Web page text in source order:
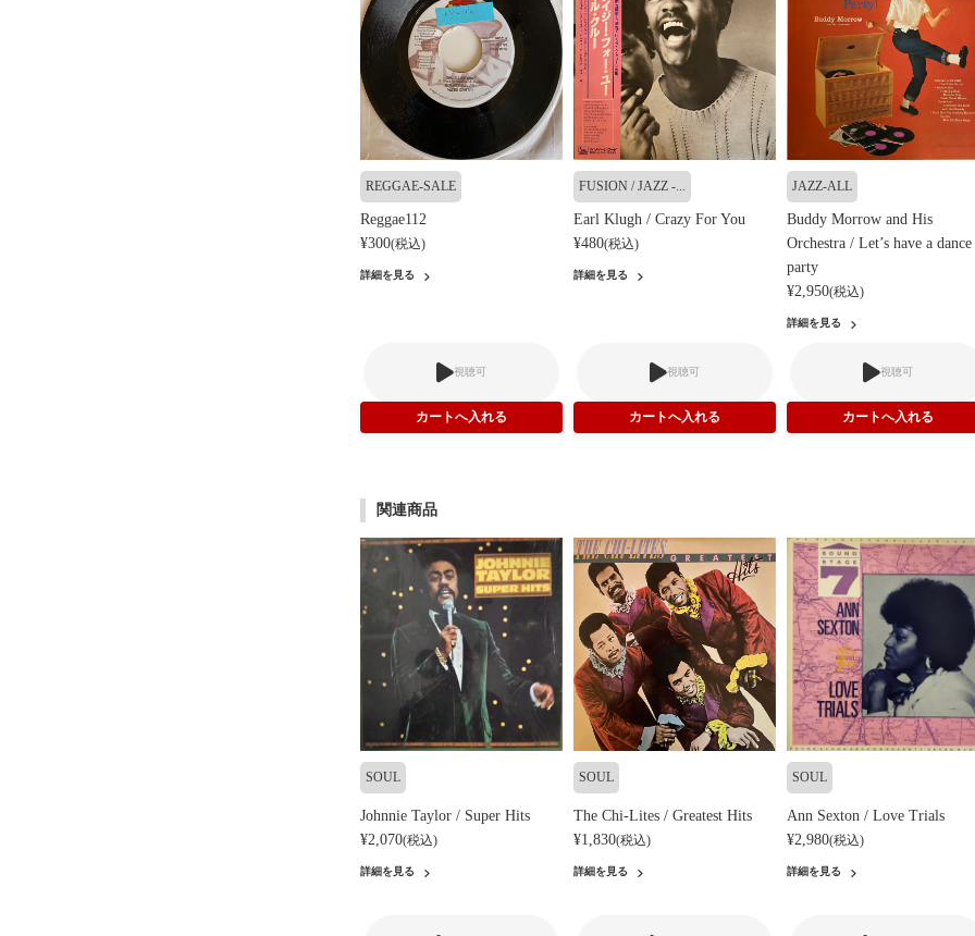
REGGAE-SALE
Reggae112
¥300(税込)
詳細を見る
視聴可
FUSION / JAZZ -...
Earl Klugh / Crazy For You
¥480(税込)
詳細を見る
視聴可
JAZZ-ALL
Buddy Morrow and His
Orchestra / Let’s have a dance
party
¥2,950(税込)
詳細を見る
視聴可
関連商品
SOUL
Johnnie Taylor / Super Hits
¥2,070(税込)
詳細を見る
SOUL
The Chi-Lites / Greatest Hits
¥1,830(税込)
詳細を見る
SOUL
Ann Sexton / Love Trials
¥2,980(税込)
詳細を見る